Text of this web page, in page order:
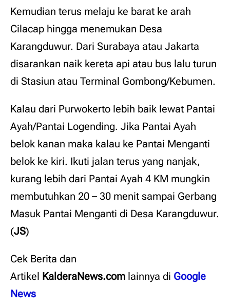
Kemudian terus melaju ke barat ke arah
Cilacap hingga menemukan Desa
Karangduwur. Dari Surabaya atau Jakarta
disarankan naik kereta api atau bus lalu turun
di Stasiun atau Terminal Gombong/Kebumen.
Kalau dari Purwokerto lebih baik lewat Pantai
Ayah/Pantai Logending. Jika Pantai Ayah
belok kanan maka kalau ke Pantai Menganti
belok ke kiri. Ikuti jalan terus yang nanjak,
kurang lebih dari Pantai Ayah 4 KM mungkin
membutuhkan 20 – 30 menit sampai Gerbang
Masuk Pantai Menganti di Desa Karangduwur.
(JS)
Cek Berita dan
Artikel KalderaNews.com lainnya di Google
News